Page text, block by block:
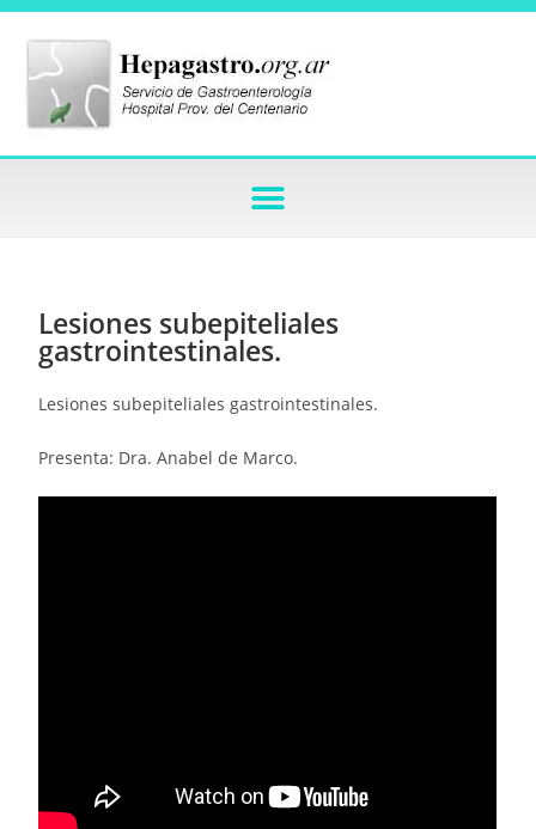
Lesiones subepiteliales
gastrointestinales.
Lesiones subepiteliales gastrointestinales.
Presenta: Dra. Anabel de Marco.